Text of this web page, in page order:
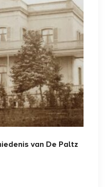
van De Paltz